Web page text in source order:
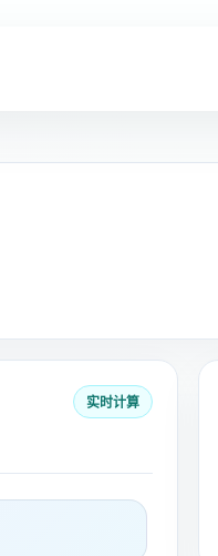
实时计算